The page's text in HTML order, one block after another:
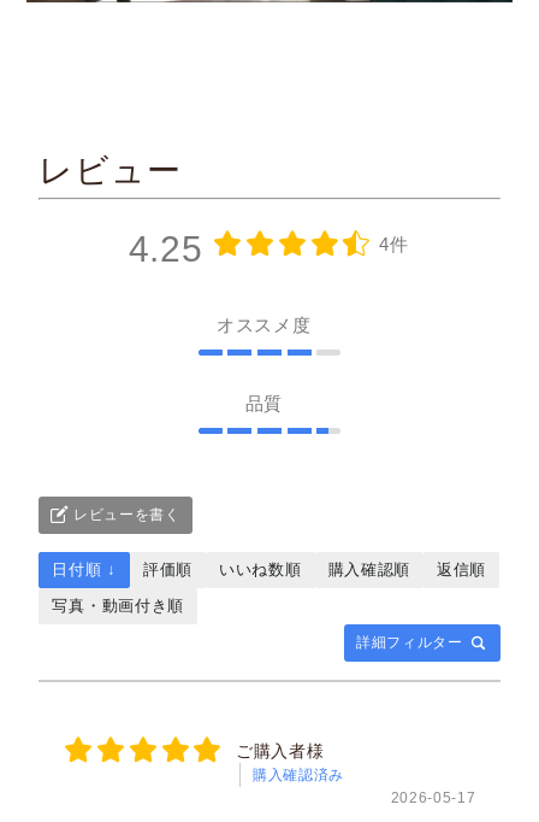
レビュー
4.25 4件
オススメ度
品質
レビューを書く
詳細フィルター
日付順 ↓ 評価順 いいね数順 購入確認順
返信順
写真・動画付き順
ご購入者様
購入確認済み
2026-05-17